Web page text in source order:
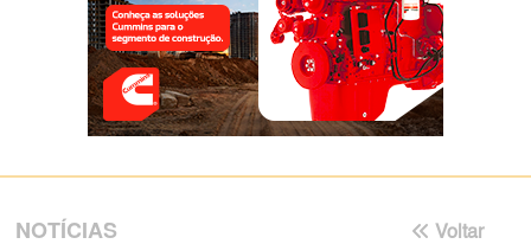
NOTÍCIAS Voltar